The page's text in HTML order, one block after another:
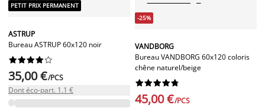
PETIT PRIX PERMANENT
ASTRUP
Bureau ASTRUP 60x120 noir






35,00 €/PCS
Dont éco-part. 1.1 €
-25%
VANDBORG
Bureau VANDBORG 60x120 coloris
chêne naturel/beige






45,00 €/PCS